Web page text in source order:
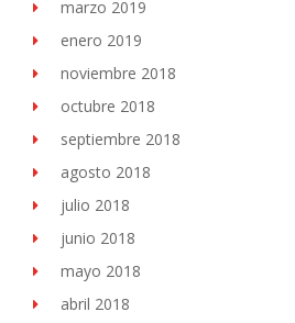
marzo 2019
enero 2019
noviembre 2018
octubre 2018
septiembre 2018
agosto 2018
julio 2018
junio 2018
mayo 2018
abril 2018